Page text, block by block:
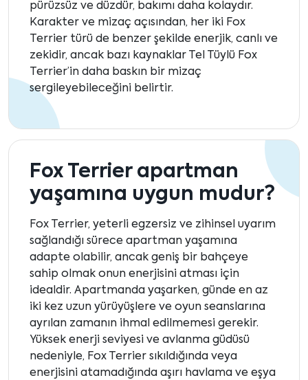
pürüzsüz ve düzdür, bakımı daha kolaydır.
Karakter ve mizaç açısından, her iki Fox
Terrier türü de benzer şekilde enerjik, canlı ve
zekidir, ancak bazı kaynaklar Tel Tüylü Fox
Terrier’in daha baskın bir mizaç
sergileyebileceğini belirtir.
Fox Terrier apartman
yaşamına uygun mudur?
Fox Terrier, yeterli egzersiz ve zihinsel uyarım
sağlandığı sürece apartman yaşamına
adapte olabilir, ancak geniş bir bahçeye
sahip olmak onun enerjisini atması için
idealdir. Apartmanda yaşarken, günde en az
iki kez uzun yürüyüşlere ve oyun seanslarına
ayrılan zamanın ihmal edilmemesi gerekir.
Yüksek enerji seviyesi ve avlanma güdüsü
nedeniyle, Fox Terrier sıkıldığında veya
enerjisini atamadığında aşırı havlama ve eşya